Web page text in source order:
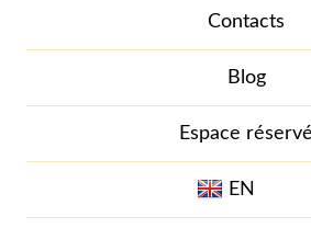
Contacts
Blog
Espace réservé
EN